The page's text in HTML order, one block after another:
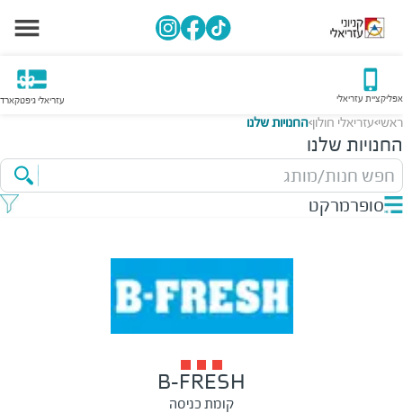
אפליקציית עזריאלי עזריאלי גיפטקארד
ראשי>עזריאלי חולון>החנויות שלנו
החנויות שלנו
חפש חנות/מותג
סופרמרקט
B-FRESH
קומת כניסה